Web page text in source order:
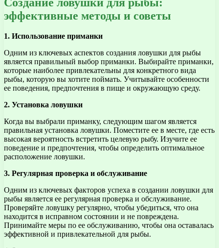
эффективные методы и советы
1. Использование приманки
Одним из ключевых аспектов создания ловушки для рыбы
является правильный выбор приманки. Выбирайте приманки,
которые наиболее привлекательны для конкретного вида
рыбы, которую вы хотите поймать. Учитывайте особенности
ее поведения, предпочтения в пище и окружающую среду.
2. Установка ловушки
Когда вы выбрали приманку, следующим шагом является
правильная установка ловушки. Поместите ее в месте, где есть
высокая вероятность встретить целевую рыбу. Изучите ее
поведение и предпочтения, чтобы определить оптимальное
расположение ловушки.
3. Регулярная проверка и обслуживание
Одним из ключевых факторов успеха в создании ловушки для
рыбы является ее регулярная проверка и обслуживание.
Проверяйте ловушку регулярно, чтобы убедиться, что она
находится в исправном состоянии и не повреждена.
Принимайте меры по ее обслуживанию, чтобы она оставалась
эффективной и привлекательной для рыбы.